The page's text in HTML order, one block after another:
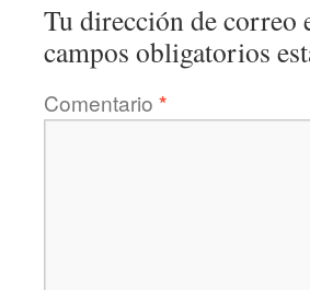
Tu dirección de correo
campos obligatorios
Comentario *